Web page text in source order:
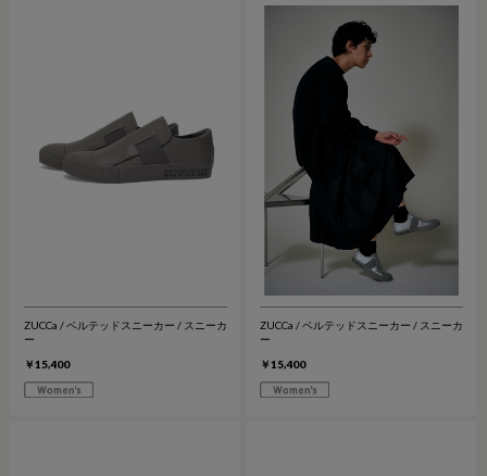
ZUCCa / ベルテッドスニーカー / スニーカ
ー
￥15,400
ZUCCa / ベルテッドスニーカー / スニーカ
ー
￥15,400